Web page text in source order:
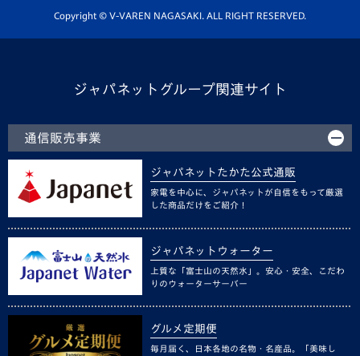
ホームタウン活動
Copyright © V-VAREN NAGASAKI. ALL RIGHT RESERVED.
ジャパネットグループ関連サイト
通信販売事業
ジャパネットたかた公式通販
家電を中心に、ジャパネットが自信をもって厳選
した商品だけをご紹介！
ジャパネットウォーター
上質な「富士山の天然水」。安心・安全、こだわ
りのウォーターサーバー
グルメ定期便
毎月届く、日本各地の名物・名産品。「美味し